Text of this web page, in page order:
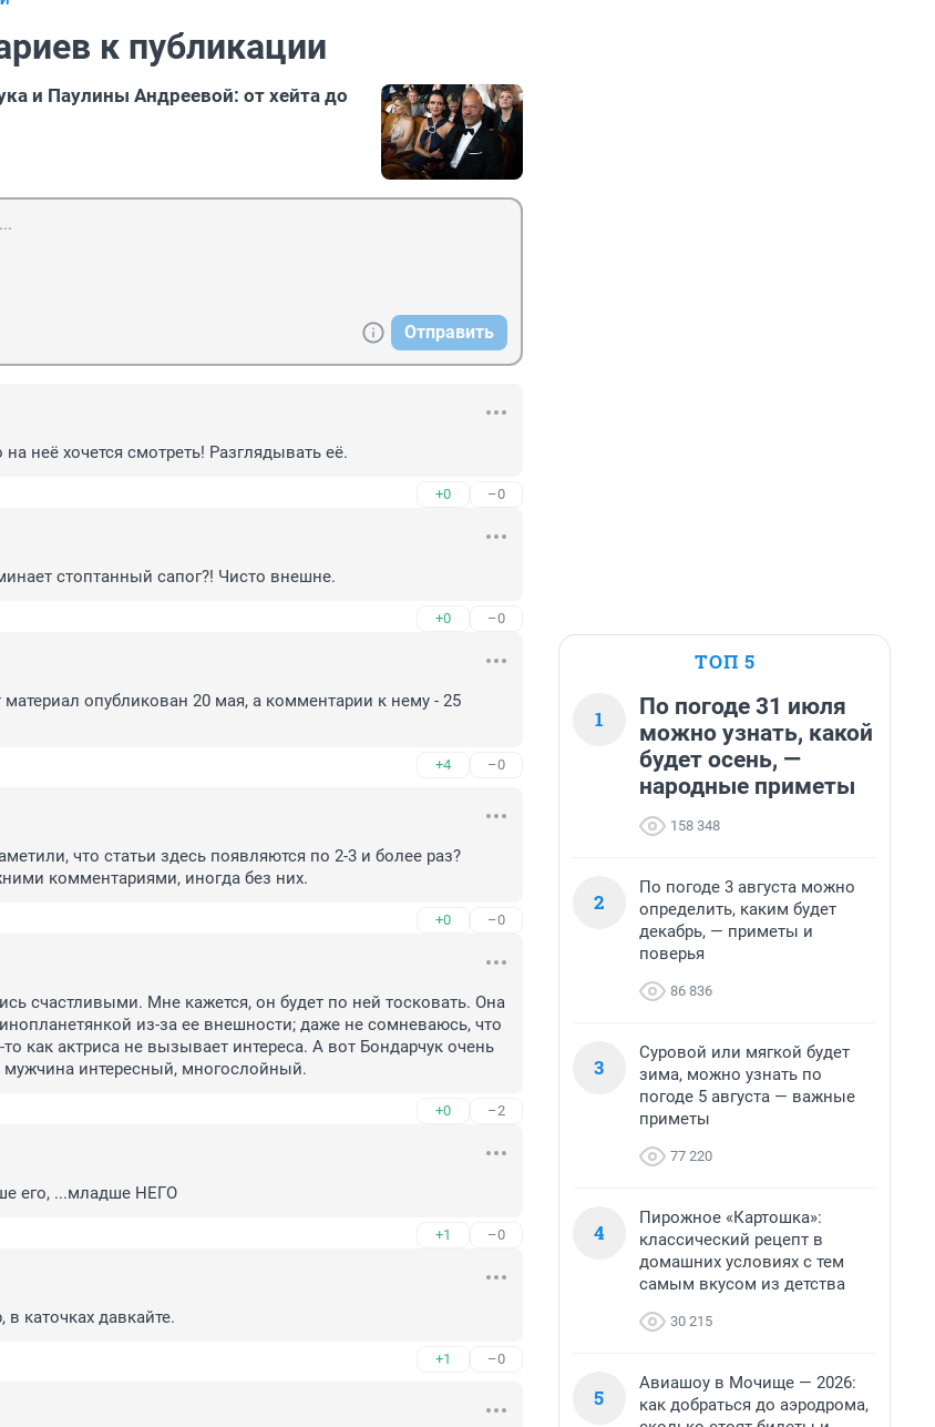
к публикации
и Паулины Андреевой: от хейта до
Отправить
неё хочется смотреть! Разглядывать её.
+0 –0
стоптанный сапог?! Чисто внешне.
+0 –0
материал опубликован 20 мая, а комментарии к нему - 25
+4 –0
что статьи здесь появляются по 2-3 и более раз?
комментариями, иногда без них.
+0 –0
счастливыми. Мне кажется, он будет по ней тосковать. Она
из-за ее внешности; даже не сомневаюсь, что
как актриса не вызывает интереса. А вот Бондарчук очень
мужчина интересный, многослойный.
+0 –2
его, ...младше НЕГО
+1 –0
каточках давкайте.
+1 –0
ТОП 5
1
По погоде 31 июля
можно узнать, какой
будет осень, —
народные приметы
158 348
2
По погоде 3 августа можно
определить, каким будет
декабрь, — приметы и
поверья
86 836
3
Суровой или мягкой будет
зима, можно узнать по
погоде 5 августа — важные
приметы
77 220
4
Пирожное «Картошка»:
классический рецепт в
домашних условиях с тем
самым вкусом из детства
30 215
5
Авиашоу в Мочище — 2026:
как добраться до аэродрома,